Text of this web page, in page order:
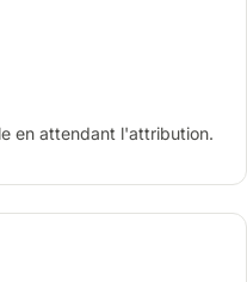
en attendant l'attribution.